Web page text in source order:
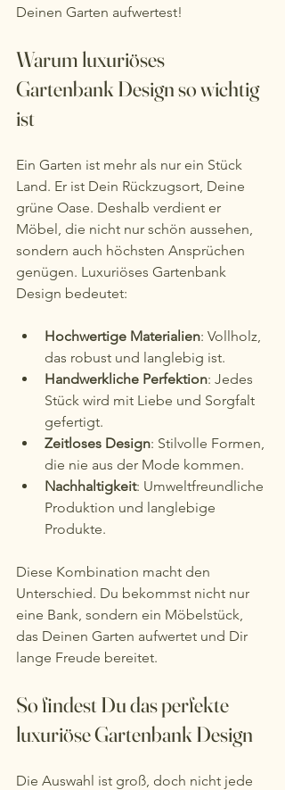
Deinen Garten aufwertest!
Warum luxuriöses
Gartenbank Design so wichtig
ist
Ein Garten ist mehr als nur ein Stück
Land. Er ist Dein Rückzugsort, Deine
grüne Oase. Deshalb verdient er
Möbel, die nicht nur schön aussehen,
sondern auch höchsten Ansprüchen
genügen. Luxuriöses Gartenbank
Design bedeutet:
Hochwertige Materialien: Vollholz,
das robust und langlebig ist.
Handwerkliche Perfektion: Jedes
Stück wird mit Liebe und Sorgfalt
gefertigt.
Zeitloses Design: Stilvolle Formen,
die nie aus der Mode kommen.
Nachhaltigkeit: Umweltfreundliche
Produktion und langlebige
Produkte.
Diese Kombination macht den
Unterschied. Du bekommst nicht nur
eine Bank, sondern ein Möbelstück,
das Deinen Garten aufwertet und Dir
lange Freude bereitet.
So findest Du das perfekte
luxuriöse Gartenbank Design
Die Auswahl ist groß, doch nicht jede